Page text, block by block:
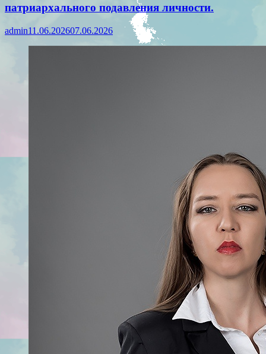
патриархального подавления личности.
admin11.06.202607.06.2026